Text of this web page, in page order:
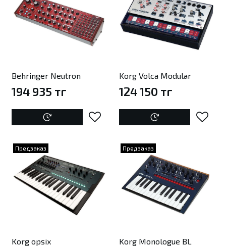
Behringer Neutron
194 935 тг
Korg Volca Modular
124 150 тг
Предзаказ
Korg opsix
Предзаказ
Korg Monologue BL